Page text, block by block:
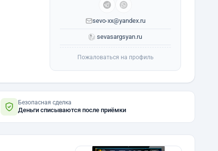
sevo-xx@yandex.ru
sevasargsyan.ru
Пожаловаться на профиль
Безопасная сделка
Деньги списываются после приёмки